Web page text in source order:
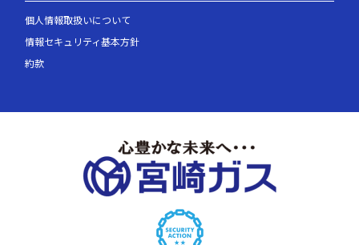
個人情報取扱いについて
情報セキュリティ基本方針
約款